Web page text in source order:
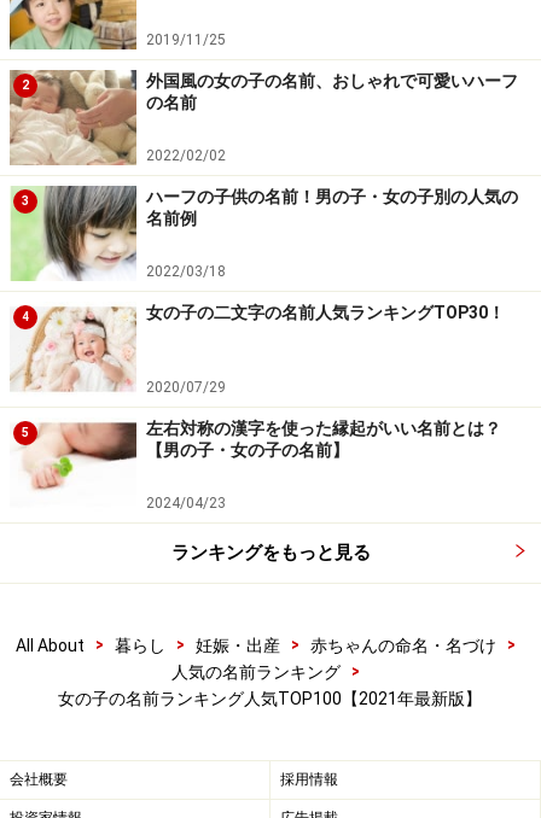
読ませることが多くなっています。
女の子に人気の名前の特徴
■自然界や動植物に関する名前が人気！
名前に使われる文字は、その時代にもっとも求められて
いるもの、言いかえれば不足していて手に入れにくいも
のがよく表現されます。最近の名前には、花、莉、奈、
菜、香、梨、咲、実、茉、華、葉、葵、楓、桜など植物
に関する漢字、また音、彩、陽、月、夏など自然界をあ
らわす漢字がよく使われています。これは現代人が日常
生活で自然と接することが少なくなり、自然を求めてい
ること、環境破壊に対する不安も影響しているものと思
また結、愛、心、優、和、の字も依然として多く使われ
多い時代に、人のつながりや思いやりが無意識に求めら
れているためと思われます。
女の子の一文字の名前は昭和50年代から広まり、年々増
2019/11/25
2
外国風の女の子の名前、おしゃれで可愛いハーフ
の名前
2022/02/02
3
ハーフの子供の名前！男の子・女の子別の人気の
名前例
2022/03/18
4 女の子の二文字の名前人気ランキングTOP30！
2020/07/29
5
左右対称の漢字を使った縁起がいい名前とは？
【男の子・女の子の名前】
2024/04/23
ランキングをもっと見る
All About > 暮らし > 妊娠・出産 > 赤ちゃんの命名・名づけ
>
人気の名前ランキング
>
女の子の名前ランキング人気TOP100【2021年最新版】
会社概要 採用情報